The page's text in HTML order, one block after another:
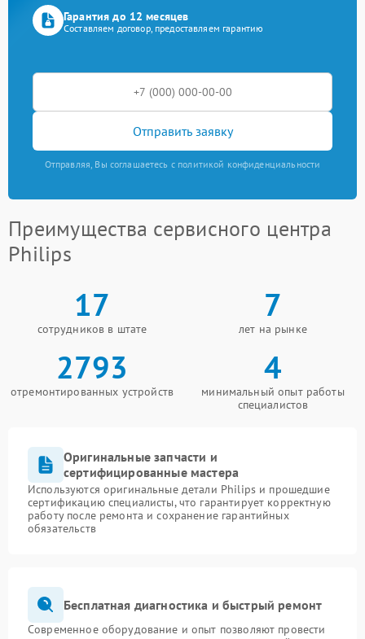
Гарантия до 12 месяцев
Составляем договор, предоставляем гарантию
Отправить заявку
Отправляя, Вы соглашаетесь с политикой конфиденциальности
Преимущества сервисного центра
Philips
17
сотрудников в штате
7
лет на рынке
2793
отремонтированных устройств
4
минимальный опыт работы
специалистов
Оригинальные запчасти и
сертифицированные мастера
Используются оригинальные детали Philips и прошедшие
сертификацию специалисты, что гарантирует корректную
работу после ремонта и сохранение гарантийных
обязательств
Бесплатная диагностика и быстрый ремонт
Современное оборудование и опыт позволяют провести